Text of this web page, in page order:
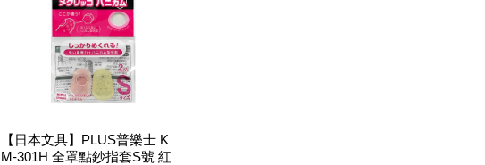
【日本文具】PLUS普樂士 K
M-301H 全罩點鈔指套S號 紅